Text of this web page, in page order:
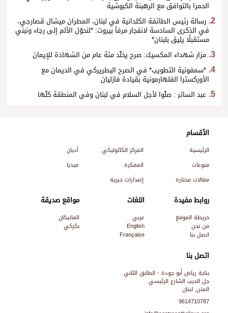
الحمرا بالتوافق مع الرهبنة الكبوشية
رسالة رئيس الطائفة الكلدانية في لبنان، المطران ميشال قصارجي،
في الذكرى السادسة لانفجار مرفأ بيروت: *لنحوّل الألم إلى رجاء ونبني
مستقبلًا يليق بلبنان*
مزار شهداء المكسيك: صرح يخلّد مئة عام من الشهادة للإيمان
*سمفونية التطويب* في الصرح البطريركي في الديمان مع
الأوركسترا الفلهارمونية بقيادة فازليان
عبد الساتر : صلّوا لأجل السلام في لبنان وفي المنطقة كلّها
اتصل بنا
بناية رياض أبو جودة - الطابق الثاني
جل الديب الشارع الرئيسي
المتن, لبنان
9614710787
الأقسام
الرئيسية المركز الكاثوليكي
أديان
منوعات
المفكرة
ميديا
مقالات مختارة
إصدارات حبرية
روابط مفيدة
خريطة الموقع
من نحن
اتصل بنا
اللغات
عربي
English
Française
مواقع صديقة
الفاتيكان
بكركي